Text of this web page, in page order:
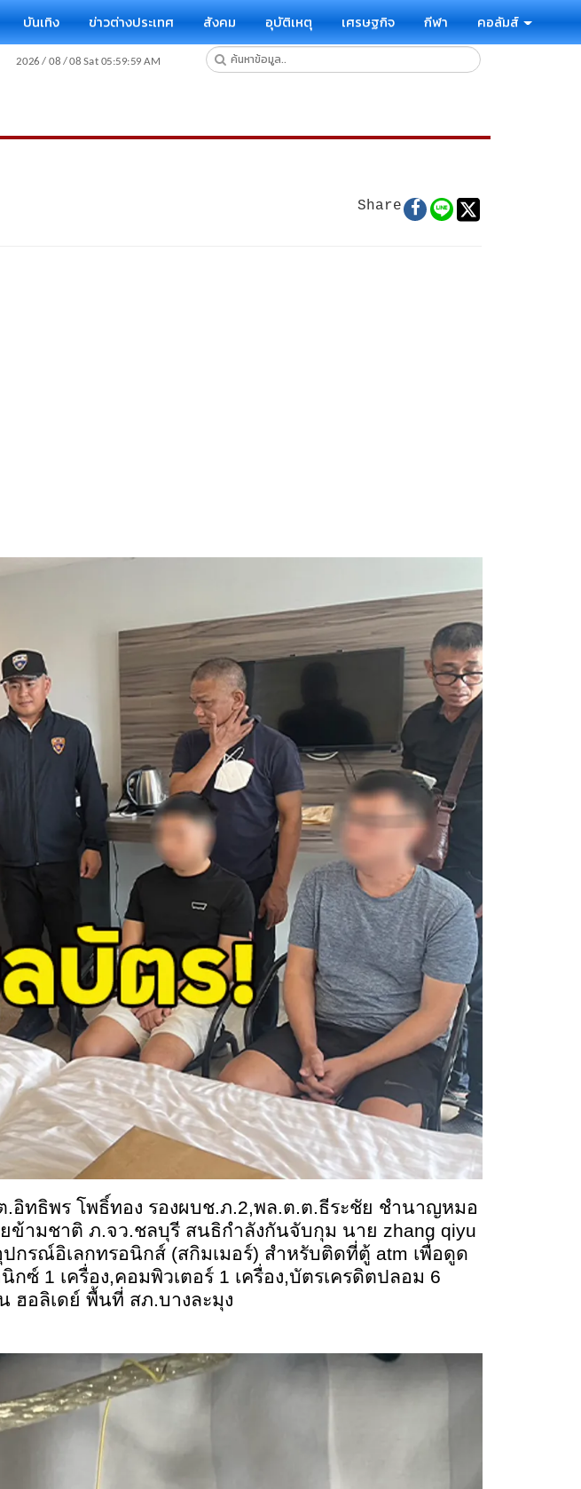
บันเทิง ข่าวต่างประเทศ สังคม อุบัติเหตุ เศรษฐกิจ กีฬา คอลัมส์
Share
.อิทธิพร โพธิ์ทอง รองผบช.ภ.2,พล.ต.ต.ธีระชัย ชำนาญหมอ
ข้ามชาติ ภ.จว.ชลบุรี สนธิกำลังกันจับกุม นาย zhang qiyu
กรณ์อิเลกทรอนิกส์ (สกิมเมอร์) สำหรับติดที่ตู้ atm เพื่อดูด
ซ์ 1 เครื่อง,คอมพิวเตอร์ 1 เครื่อง,บัตรเครดิตปลอม 6
ฮอลิเดย์ พื้นที่ สภ.บางละมุง